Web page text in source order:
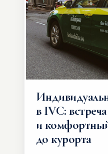
в IVC:
и
до курорта